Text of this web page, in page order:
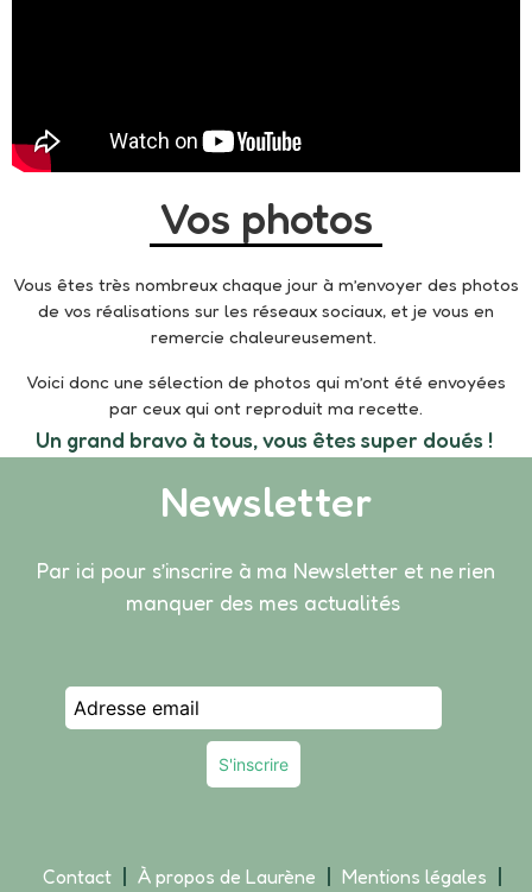
Vos photos
Vous êtes très nombreux chaque jour à m’envoyer des photos
de vos réalisations sur les réseaux sociaux, et je vous en
remercie chaleureusement.
Voici donc une sélection de photos qui m’ont été envoyées
par ceux qui ont reproduit ma recette.
Un grand bravo à tous, vous êtes super doués !
Newsletter
Par ici pour s’inscrire à ma Newsletter et ne rien
manquer des mes actualités
Contact À propos de Laurène Mentions légales